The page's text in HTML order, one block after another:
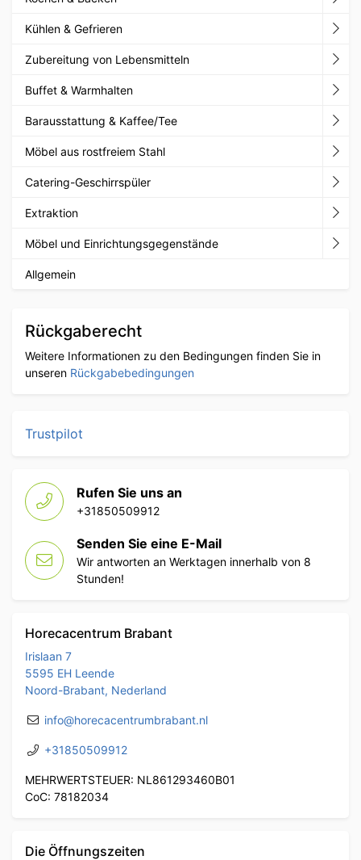
Kühlen & Gefrieren
Zubereitung von Lebensmitteln
Buffet & Warmhalten
Barausstattung & Kaffee/Tee
Möbel aus rostfreiem Stahl
Catering-Geschirrspüler
Extraktion
Möbel und Einrichtungsgegenstände
Allgemein
Rückgaberecht
Weitere Informationen zu den Bedingungen finden Sie in
unseren Rückgabebedingungen
Trustpilot
Rufen Sie uns an
+31850509912
Senden Sie eine E-Mail
Wir antworten an Werktagen innerhalb von 8
Stunden!
Horecacentrum Brabant
Irislaan 7
5595 EH Leende
Noord-Brabant, Nederland
info@horecacentrumbrabant.nl
+31850509912
MEHRWERTSTEUER: NL861293460B01
CoC: 78182034
Die Öffnungszeiten